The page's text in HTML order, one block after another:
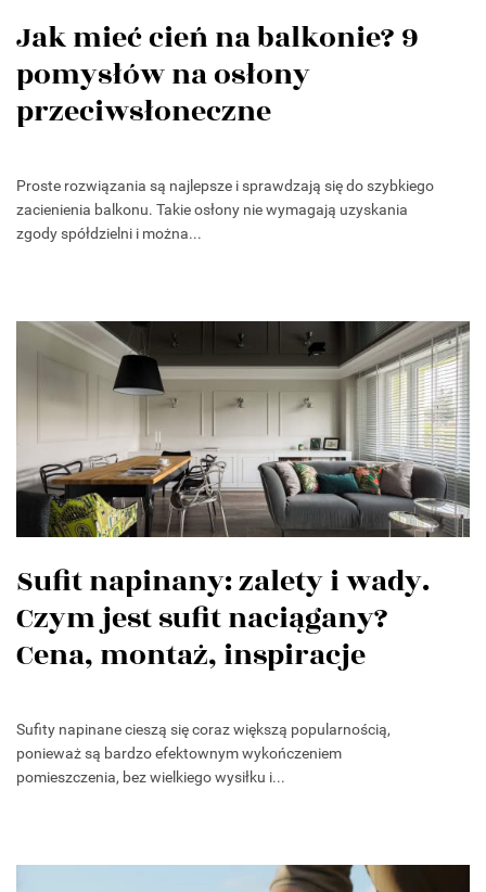
Jak mieć cień na balkonie? 9
pomysłów na osłony
przeciwsłoneczne
Proste rozwiązania są najlepsze i sprawdzają się do szybkiego
zacienienia balkonu. Takie osłony nie wymagają uzyskania
zgody spółdzielni i można...
Sufit napinany: zalety i wady.
Czym jest sufit naciągany?
Cena, montaż, inspiracje
Sufity napinane cieszą się coraz większą popularnością,
ponieważ są bardzo efektownym wykończeniem
pomieszczenia, bez wielkiego wysiłku i...